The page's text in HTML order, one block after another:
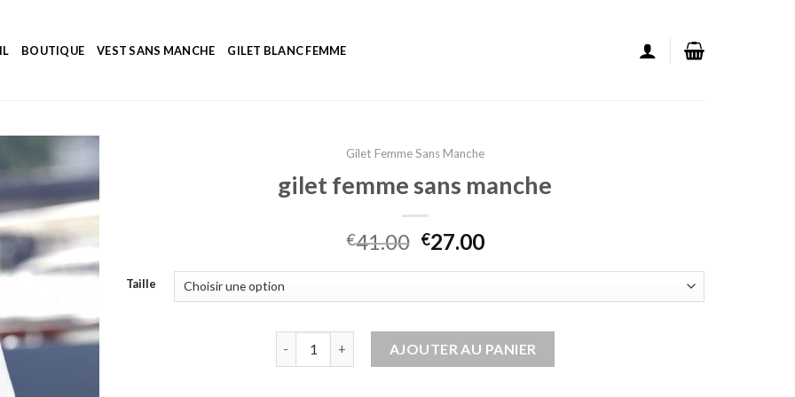
BOUTIQUE VEST SANS MANCHE GILET BLANC FEMME
Gilet Femme Sans Manche
gilet femme sans manche
€41.00 €27.00
Taille
AJOUTER AU PANIER